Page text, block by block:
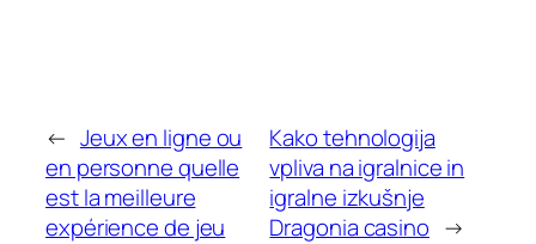
← Jeux en ligne ou
en personne quelle
est la meilleure
expérience de jeu
Kako tehnologija
vpliva na igralnice in
igralne izkušnje
Dragonia casino →